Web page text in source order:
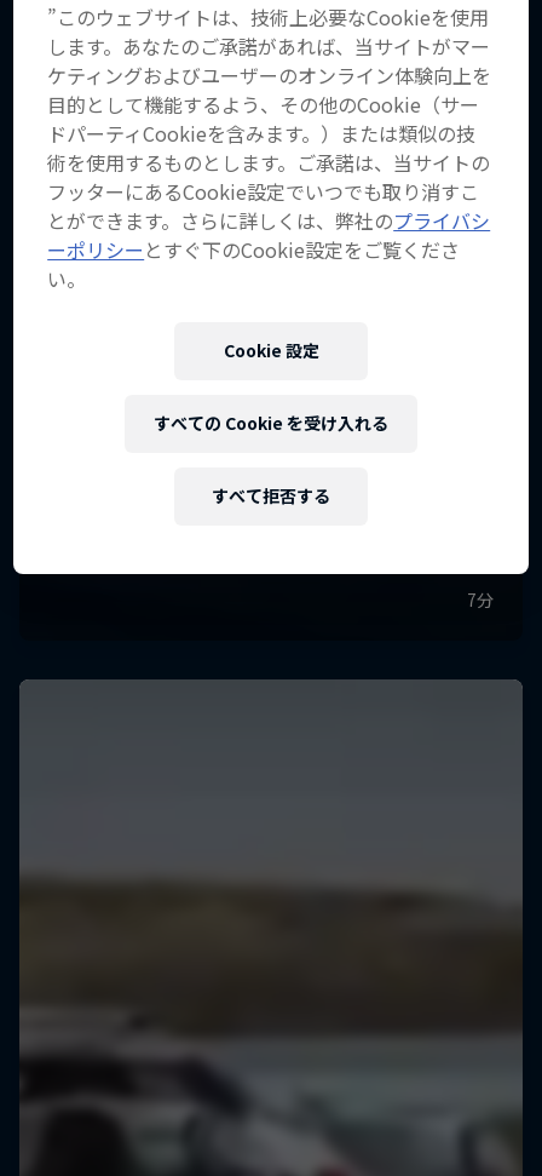
”このウェブサイトは、技術上必要なCookieを使用
します。あなたのご承諾があれば、当サイトがマー
ケティングおよびユーザーのオンライン体験向上を
目的として機能するよう、その他のCookie（サー
ドパーティCookieを含みます。）または類似の技
術を使用するものとします。ご承諾は、当サイトの
フッターにあるCookie設定でいつでも取り消すこ
とができます。さらに詳しくは、弊社のプライバシ
ーポリシー とすぐ下のCookie設定をご覧くださ
い。
Cookie 設定
すべて拒否する
すべての Cookie を受け入れる